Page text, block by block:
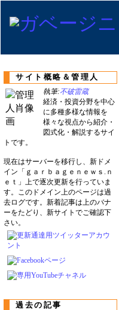
サイト概略＆管理人
執筆:不破雷蔵
経済・投資分野を中心
に多種多様な情報を
様々な視点から紹介・
図式化・解説するサイ
トです。
現在はサーバーを移行し、新ドメ
イン「ｇａｒｂａｇｅｎｅｗｓ.ｎ
ｅｔ」上で逐次更新を行っていま
す。このドメイン上のページは過
去ログです。新着記事は上のバナ
ーをたどり、新サイトでご確認下
さい。
過去の記事